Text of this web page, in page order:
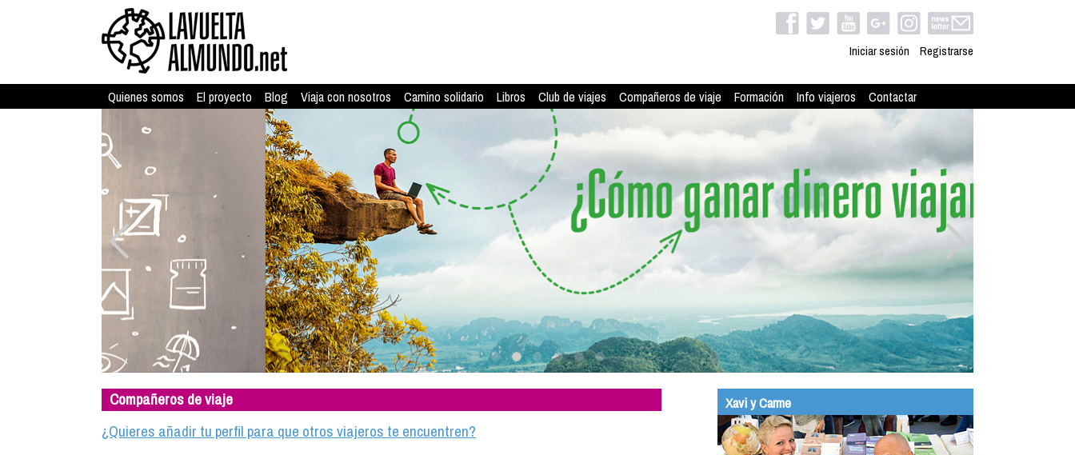
Iniciar sesión Registrarse
Quienes somos El proyecto Blog Viaja con nosotros Camino solidario Libros Club de viajes Compañeros de viaje Formación Info viajeros Contactar
Compañeros de viaje
¿Quieres añadir tu perfil para que otros viajeros te encuentren?
Xavi y Carme